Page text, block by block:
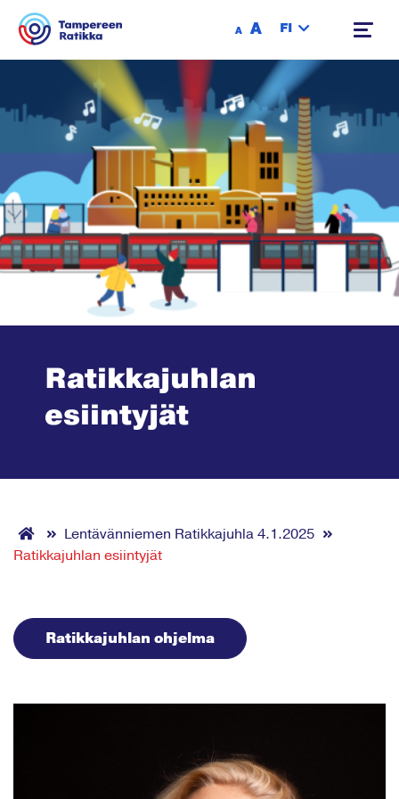
A A FI
Ratikkajuhlan
esiintyjät
Lentävänniemen Ratikkajuhla 4.1.2025
Ratikkajuhlan esiintyjät
Ratikkajuhlan ohjelma